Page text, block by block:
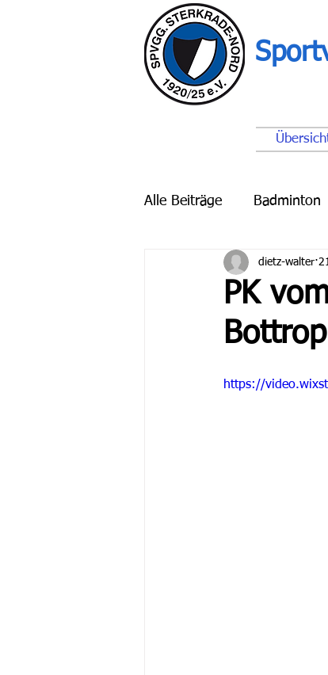
Alle Beiträge Badminton
Breitensport Schach
PK
Bottrop
dietz-walter
https://